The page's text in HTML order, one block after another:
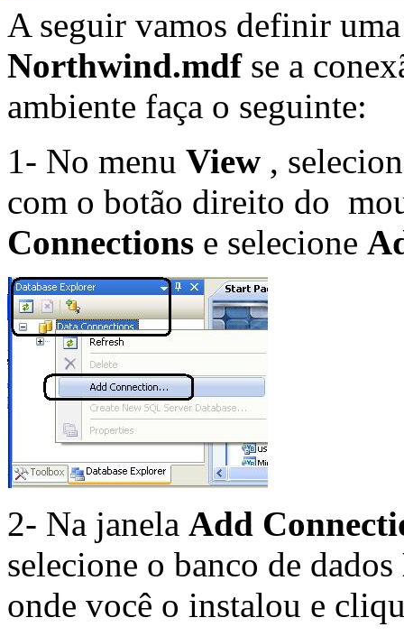
A seguir vamos definir
Northwind.mdf se a
ambiente faça o seguinte:
1- No menu View ,
com o botão direito do
Connections e selecione
2- Na janela Add
selecione o banco de dados
onde você o instalou e